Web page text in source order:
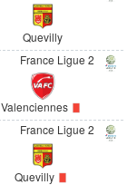
Quevilly
France Ligue 2
Valenciennes
France Ligue 2
Quevilly